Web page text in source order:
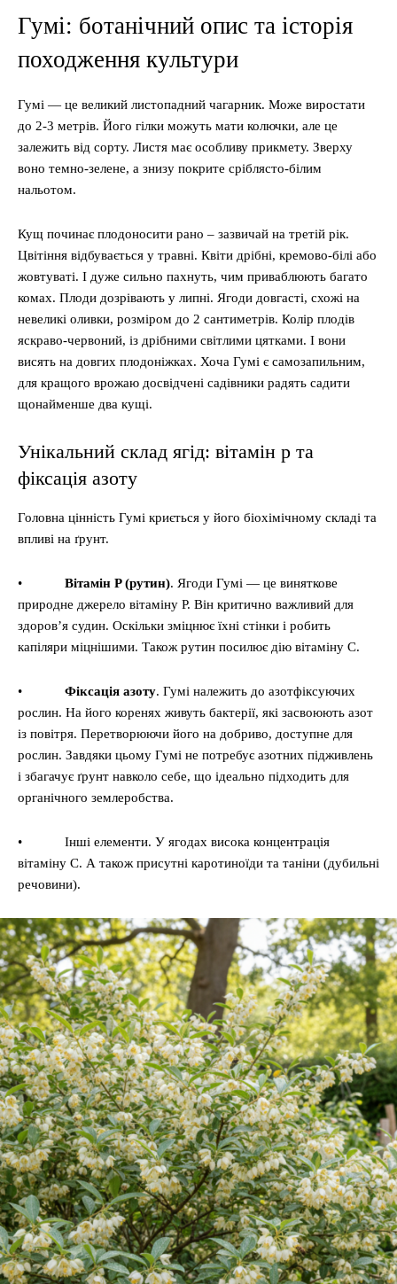
Гумі: ботанічний опис та історія
походження культури
Гумі — це великий листопадний чагарник. Може виростати
до 2-3 метрів. Його гілки можуть мати колючки, але це
залежить від сорту. Листя має особливу прикмету. Зверху
воно темно-зелене, а знизу покрите сріблясто-білим
нальотом.
Кущ починає плодоносити рано – зазвичай на третій рік.
Цвітіння відбувається у травні. Квіти дрібні, кремово-білі або
жовтуваті. І дуже сильно пахнуть, чим приваблюють багато
комах. Плоди дозрівають у липні. Ягоди довгасті, схожі на
невеликі оливки, розміром до 2 сантиметрів. Колір плодів
яскраво-червоний, із дрібними світлими цятками. І вони
висять на довгих плодоніжках. Хоча Гумі є самозапильним,
для кращого врожаю досвідчені садівники радять садити
щонайменше два кущі.
Унікальний склад ягід: вітамін p та
фіксація азоту
Головна цінність Гумі криється у його біохімічному складі та
впливі на ґрунт.
• Вітамін P (рутин). Ягоди Гумі — це виняткове
природне джерело вітаміну P. Він критично важливий для
здоров’я судин. Оскільки зміцнює їхні стінки і робить
капіляри міцнішими. Також рутин посилює дію вітаміну C.
• Фіксація азоту. Гумі належить до азотфіксуючих
рослин. На його коренях живуть бактерії, які засвоюють азот
із повітря. Перетворюючи його на добриво, доступне для
рослин. Завдяки цьому Гумі не потребує азотних підживлень
і збагачує ґрунт навколо себе, що ідеально підходить для
органічного землеробства.
• Інші елементи. У ягодах висока концентрація
вітаміну C. А також присутні каротиноїди та таніни (дубильні
речовини).